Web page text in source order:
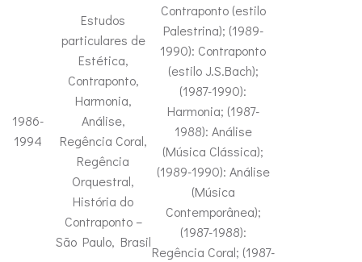
1986-
1994
Estudos
particulares de
Estética,
Contraponto,
Harmonia,
Análise,
Regência Coral,
Regência
Orquestral,
História do
Contraponto –
São Paulo, Brasil
Contraponto (estilo
Palestrina); (1989-
1990): Contraponto
(estilo J.S.Bach);
(1987-1990):
Harmonia; (1987-
1988): Análise
(Música Clássica);
(1989-1990): Análise
(Música
Contemporânea);
(1987-1988):
Regência Coral; (1987-